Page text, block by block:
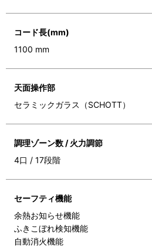
コード長(mm)
1100 mm
天面操作部
セラミックガラス（SCHOTT）
調理ゾーン数 / 火力調節
4口 / 17段階
セーフティ機能
余熱お知らせ機能
ふきこぼれ検知機能
自動消火機能